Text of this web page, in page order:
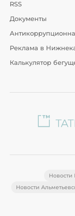
RSS
Документы
Реклама в
Калькулятор
Новости
Новости